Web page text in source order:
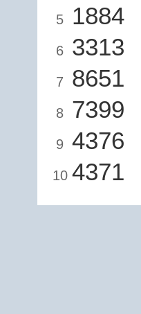
5 1884
6 3313
7 8651
8 7399
9 4376
10 4371